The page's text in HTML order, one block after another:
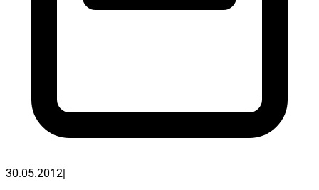
30.05.2012|